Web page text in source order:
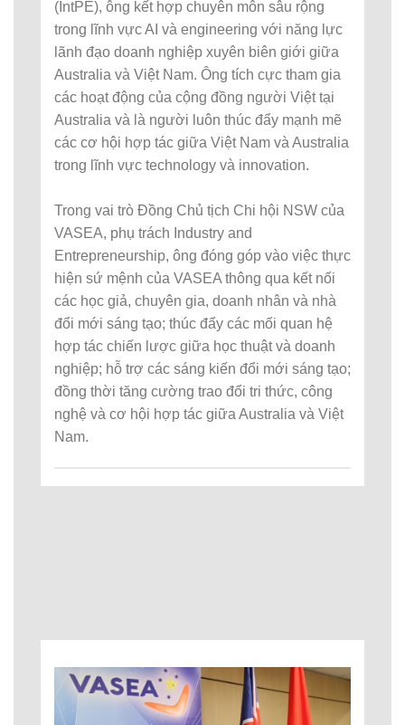
(IntPE), ông kết hợp chuyên môn sâu rộng
trong lĩnh vực AI và engineering với năng lực
lãnh đạo doanh nghiệp xuyên biên giới giữa
Australia và Việt Nam. Ông tích cực tham gia
các hoạt động của cộng đồng người Việt tại
Australia và là người luôn thúc đẩy mạnh mẽ
các cơ hội hợp tác giữa Việt Nam và Australia
trong lĩnh vực technology và innovation.
Trong vai trò Đồng Chủ tịch Chi hội NSW của
VASEA, phụ trách Industry and
Entrepreneurship, ông đóng góp vào việc thực
hiện sứ mệnh của VASEA thông qua kết nối
các học giả, chuyên gia, doanh nhân và nhà
đổi mới sáng tạo; thúc đẩy các mối quan hệ
hợp tác chiến lược giữa học thuật và doanh
nghiệp; hỗ trợ các sáng kiến đổi mới sáng tạo;
đồng thời tăng cường trao đổi tri thức, công
nghệ và cơ hội hợp tác giữa Australia và Việt
Nam.